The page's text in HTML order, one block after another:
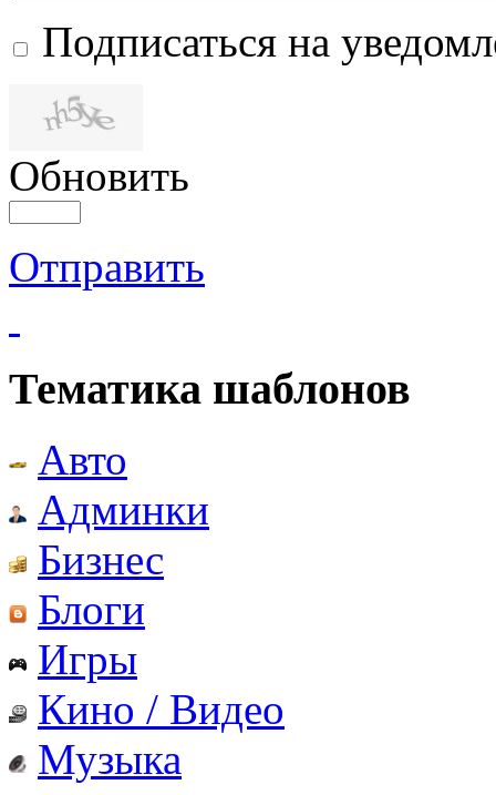
Подписаться на
Обновить
Отправить
Тематика шаблонов
Авто
Админки
Бизнес
Блоги
Игры
Кино / Видео
Музыка